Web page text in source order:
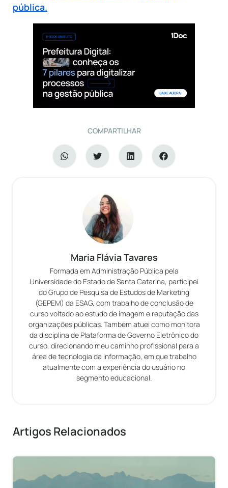
pública.
COMPARTILHAR
Maria Flávia Tavares
Formada em Administração Pública pela
Universidade do Estado de Santa Catarina, participei
do Grupo de Pesquisa de Estudos de Marketing
(GEPEM) da ESAG, com trabalho de conclusão de
curso voltado ao estudo de imagem e reputação das
organizações públicas. Também atuei como monitora
da disciplina de Plataforma de Governo Eletrônico do
curso, direcionando meu caminho profissional para a
área de tecnologia da informação, em que trabalho
atualmente com a experiência do usuário no
segmento educacional.
Artigos Relacionados